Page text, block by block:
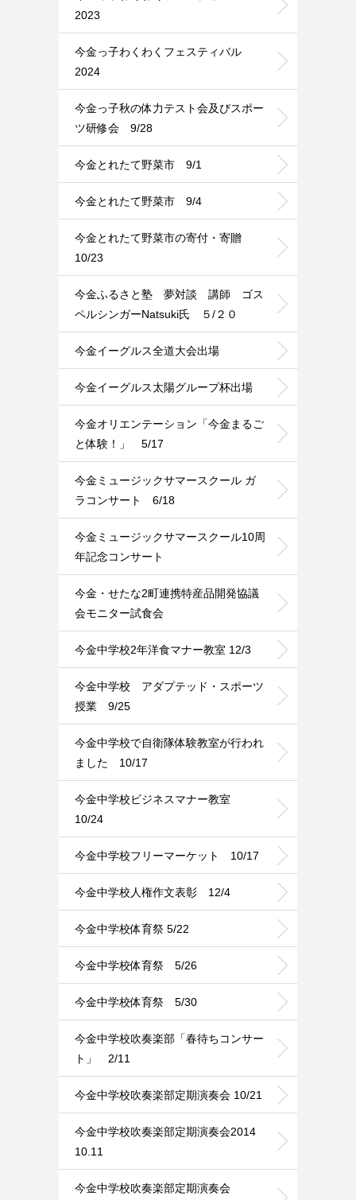
2023
今金っ子わくわくフェスティバル
2024
今金っ子秋の体力テスト会及びスポー
ツ研修会 9/28
今金とれたて野菜市 9/1
今金とれたて野菜市 9/4
今金とれたて野菜市の寄付・寄贈
10/23
今金ふるさと塾 夢対談 講師 ゴス
ペルシンガーNatsuki氏 ５/２０
今金イーグルス全道大会出場
今金イーグルス太陽グループ杯出場
今金オリエンテーション「今金まるご
と体験！」 5/17
今金ミュージックサマースクール ガ
ラコンサート 6/18
今金ミュージックサマースクール10周
年記念コンサート
今金・せたな2町連携特産品開発協議
会モニター試食会
今金中学校2年洋食マナー教室 12/3
今金中学校 アダプテッド・スポーツ
授業 9/25
今金中学校で自衛隊体験教室が行われ
ました 10/17
今金中学校ビジネスマナー教室
10/24
今金中学校フリーマーケット 10/17
今金中学校人権作文表彰 12/4
今金中学校体育祭 5/22
今金中学校体育祭 5/26
今金中学校体育祭 5/30
今金中学校吹奏楽部「春待ちコンサー
ト」 2/11
今金中学校吹奏楽部定期演奏会 10/21
今金中学校吹奏楽部定期演奏会2014
10.11
今金中学校吹奏楽部定期演奏会